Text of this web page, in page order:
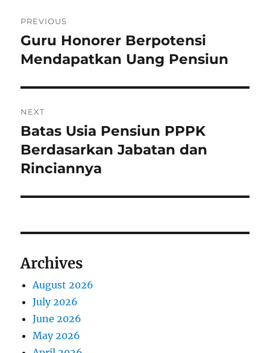
o
s
t
n
a
v
a
t
i
o
n
PREVIOUS
P
r
v
i
o
s
p
Guru Honorer Berpotensi
Mendapatkan Uang Pensiun
NEXT
N
e
x
p
s
:
Batas Usia Pensiun PPPK
Berdasarkan Jabatan dan
Rinciannya
Archives
August 2026
July 2026
June 2026
May 2026